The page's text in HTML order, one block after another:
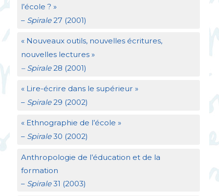
l’école ? »
– Spirale27 (2001)
« Nouveaux outils, nouvelles écritures,
nouvelles lectures »
– Spirale28 (2001)
« Lire-écrire dans le supérieur »
– Spirale29 (2002)
« Ethnographie de l’école »
– Spirale30 (2002)
Anthropologie de l’éducation et de la
formation
– Spirale31 (2003)